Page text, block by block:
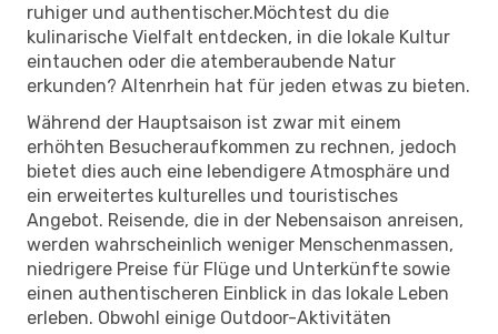
ruhiger und authentischer.Möchtest du die
kulinarische Vielfalt entdecken, in die lokale Kultur
eintauchen oder die atemberaubende Natur
erkunden? Altenrhein hat für jeden etwas zu bieten.
Während der Hauptsaison ist zwar mit einem
erhöhten Besucheraufkommen zu rechnen, jedoch
bietet dies auch eine lebendigere Atmosphäre und
ein erweitertes kulturelles und touristisches
Angebot. Reisende, die in der Nebensaison anreisen,
werden wahrscheinlich weniger Menschenmassen,
niedrigere Preise für Flüge und Unterkünfte sowie
einen authentischeren Einblick in das lokale Leben
erleben. Obwohl einige Outdoor-Aktivitäten